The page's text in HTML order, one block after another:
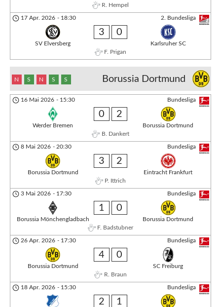
R. Hempel
2. Bundesliga
17 Apr. 2026 - 18:30
SV Elversberg
3 0
Karlsruher SC
F. Prigan
Borussia Dortmund
N S N S S
Bundesliga
16 Mai 2026 - 15:30
Werder Bremen
0 2
Borussia Dortmund
B. Dankert
Bundesliga
8 Mai 2026 - 20:30
Borussia Dortmund
3 2
Eintracht Frankfurt
P. Ittrich
Bundesliga
3 Mai 2026 - 17:30
Borussia Mönchengladbach
1 0
Borussia Dortmund
F. Badstubner
Bundesliga
26 Apr. 2026 - 17:30
Borussia Dortmund
4 0
SC Freiburg
R. Braun
Bundesliga
18 Apr. 2026 - 15:30
2 1